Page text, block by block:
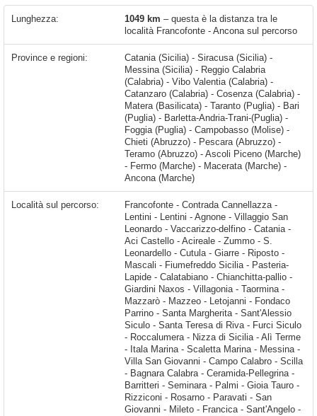
Lunghezza: 1049 km – questa è la distanza tra le
località Francofonte - Ancona sul percorso
Province e regioni:
Catania (Sicilia) - Siracusa (Sicilia) -
Messina (Sicilia) - Reggio Calabria
(Calabria) - Vibo Valentia (Calabria) -
Catanzaro (Calabria) - Cosenza (Calabria) -
Matera (Basilicata) - Taranto (Puglia) - Bari
(Puglia) - Barletta-Andria-Trani-(Puglia) -
Foggia (Puglia) - Campobasso (Molise) -
Chieti (Abruzzo) - Pescara (Abruzzo) -
Teramo (Abruzzo) - Ascoli Piceno (Marche)
- Fermo (Marche) - Macerata (Marche) -
Ancona (Marche)
Località sul percorso: Francofonte - Contrada Cannellazza - Lentini - Lentini - Agnone - Villaggio San Leonardo - Vaccarizzo-delfino - Catania - Aci Castello - Acireale - Zummo - S. Leonardello - Cutula - Giarre - Riposto - Mascali - Fiumefreddo Sicilia - Pasteria-Lapide - Calatabiano - Chianchitta-pallio - Giardini Naxos - Villagonia - Taormina - Mazzarò - Mazzeo - Letojanni - Fondaco Parrino - Santa Margherita - Sant'Alessio Siculo - Santa Teresa di Riva - Furci Siculo - Roccalumera - Nizza di Sicilia - Alì Terme - Itala Marina - Scaletta Marina - Messina - Villa San Giovanni